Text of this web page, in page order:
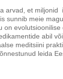
arvad, et
sunnib meie
on
abil
meditsiini
leida